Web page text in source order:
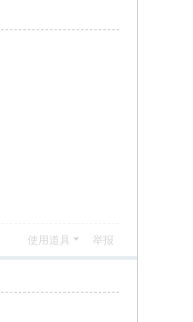
使用道具 举报